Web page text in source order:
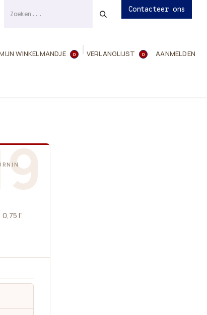
Contacteer ons
0
WINKELMANDJE 0
VERLANGLIJST
AANMELDEN
l”